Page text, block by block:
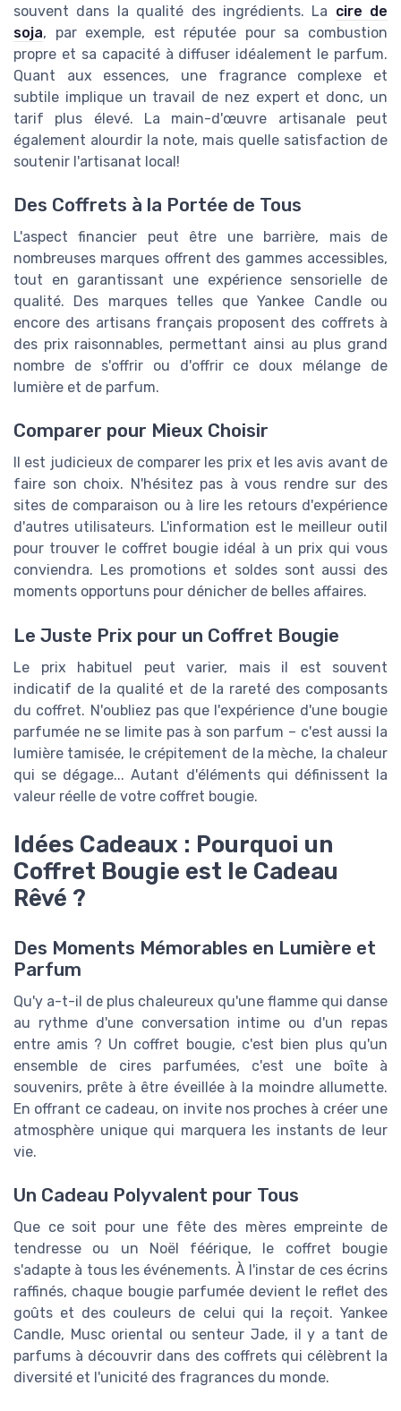
souvent dans la qualité des ingrédients. La cire de
soja, par exemple, est réputée pour sa combustion
propre et sa capacité à diffuser idéalement le parfum.
Quant aux essences, une fragrance complexe et
subtile implique un travail de nez expert et donc, un
tarif plus élevé. La main-d'œuvre artisanale peut
également alourdir la note, mais quelle satisfaction de
soutenir l'artisanat local!
Des Coffrets à la Portée de Tous
L'aspect financier peut être une barrière, mais de
nombreuses marques offrent des gammes accessibles,
tout en garantissant une expérience sensorielle de
qualité. Des marques telles que Yankee Candle ou
encore des artisans français proposent des coffrets à
des prix raisonnables, permettant ainsi au plus grand
nombre de s'offrir ou d'offrir ce doux mélange de
lumière et de parfum.
Comparer pour Mieux Choisir
Il est judicieux de comparer les prix et les avis avant de
faire son choix. N'hésitez pas à vous rendre sur des
sites de comparaison ou à lire les retours d'expérience
d'autres utilisateurs. L'information est le meilleur outil
pour trouver le coffret bougie idéal à un prix qui vous
conviendra. Les promotions et soldes sont aussi des
moments opportuns pour dénicher de belles affaires.
Le Juste Prix pour un Coffret Bougie
Le prix habituel peut varier, mais il est souvent
indicatif de la qualité et de la rareté des composants
du coffret. N'oubliez pas que l'expérience d'une bougie
parfumée ne se limite pas à son parfum – c'est aussi la
lumière tamisée, le crépitement de la mèche, la chaleur
qui se dégage... Autant d'éléments qui définissent la
valeur réelle de votre coffret bougie.
Idées Cadeaux : Pourquoi un
Coffret Bougie est le Cadeau
Rêvé ?
Des Moments Mémorables en Lumière et
Parfum
Qu'y a-t-il de plus chaleureux qu'une flamme qui danse
au rythme d'une conversation intime ou d'un repas
entre amis ? Un coffret bougie, c'est bien plus qu'un
ensemble de cires parfumées, c'est une boîte à
souvenirs, prête à être éveillée à la moindre allumette.
En offrant ce cadeau, on invite nos proches à créer une
atmosphère unique qui marquera les instants de leur
vie.
Un Cadeau Polyvalent pour Tous
Que ce soit pour une fête des mères empreinte de
tendresse ou un Noël féérique, le coffret bougie
s'adapte à tous les événements. À l'instar de ces écrins
raffinés, chaque bougie parfumée devient le reflet des
goûts et des couleurs de celui qui la reçoit. Yankee
Candle, Musc oriental ou senteur Jade, il y a tant de
parfums à découvrir dans des coffrets qui célèbrent la
diversité et l'unicité des fragrances du monde.